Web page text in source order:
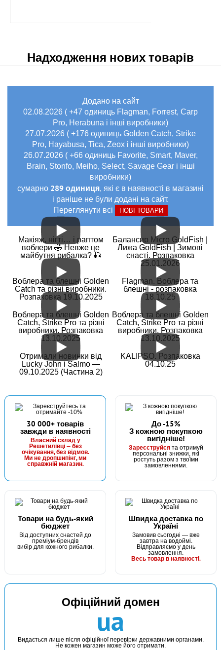
Надходження нових товарів
Додано на сайт
02.08.2026 ( +47 одиниць Flagman, Forrest, Carp
Pro, Herabuna і інші виробники)
27.07.2026 ( +176 одиниць Golden Catch, Strike
Pro, Hayabusa, Tica, Zeox і інші виробники)
26.07.2026 ( +66 одиниць Favorite, Smart, Maver,
Brain, Stonfo, Meiho, Select, Savage Gear і інші
виробники)
сумарно 289 одиниця, які є в наявності в магазині
і раніше не були додані на сайт.
Переглянути всі
НОВІ ТОВАРИ
Макіяж, нігті… і раптом
воблери 🤣 Невже це
майбутня рибалка? 🎣
Балансир Micro GoldFish |
Лижа GoldFish | Зимові
снасті. Розпаковка
25.01.2026
Воблера та блешні Golden
Catch та різні виробники.
Розпаковка 19.10.2025
Flagman. Воблера та
блешні - розпаковка
18.10.25
Воблера та блешні Golden
Catch, Strike Pro та різні
виробники. Розпаковка
13.10.2025
Воблера та блешні Golden
Catch, Strike Pro та різні
виробники. Розпаковка
13.10.2025
Отримали новинки від
Lucky John і Salmo —
09.10.2025 (Частина 2)
KALIPSO. Розпаковка
04.10.25
30 000+ товарів
завжди в наявності
Власний склад у
Решетилівці — без
очікування, без відмов.
Ми не дропшипінг, ми
справжній магазин.
До -15%
З кожною покупкою
вигідніше!
Зареєструйсята отримуй
персональні знижки, які
ростуть разом з твоїми
замовленнями.
Товари на будь-який
бюджет
Від доступних снастей до
преміум-брендів
вибір для кожного рибалки.
Швидка доставка по
Україні
Замовив сьогодні — вже
завтра на водоймі.
Відправляємо у день
замовлення.
Весь товар в наявності.
Офіційний домен
ua
Видається лише після офіційної перевірки державними органами.
Не кожен магазин може його отримати.